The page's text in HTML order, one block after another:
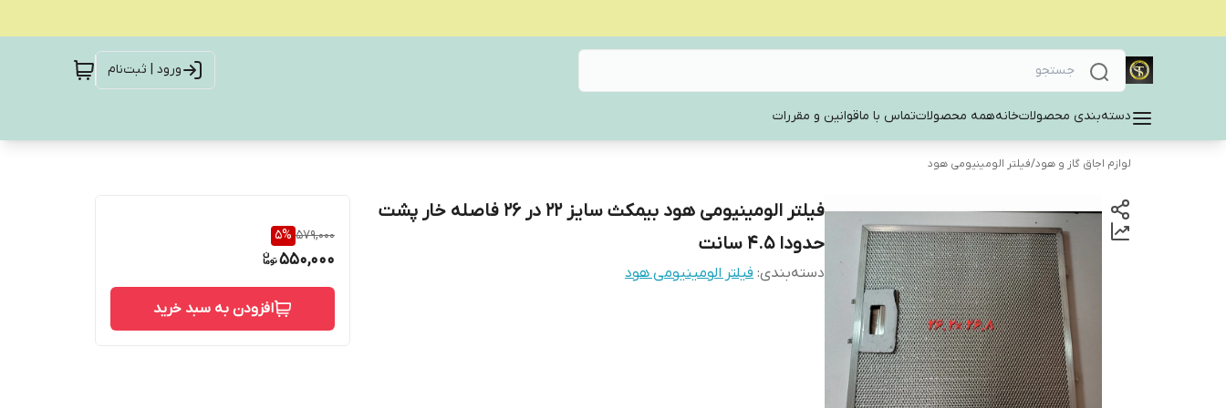
ورود | ثبت‌نام
دسته‌بندی محصولاتخانههمه محصولاتتماس با ماقوانین و مقررات
لوازم اجاق گاز و هود/فیلتر الومینیومی هود
فیلتر الومینیومی هود بیمکث سایز 22 در 26 فاصله خار پشت
حدودا ۴.۵ سانت
دسته‌بندی: فیلتر الومینیومی هود
579,000
5%
550,000
افزودن به سبد خرید